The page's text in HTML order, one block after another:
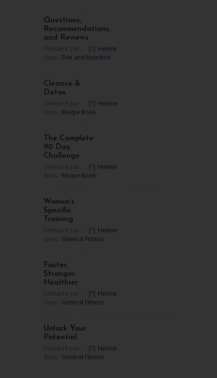
Questions,
Recommendations,
and Reviews
Démarré par :
Helene
dans : Diet and Nutrition
Cleanse &
Detox
Démarré par :
Helene
dans : Recipe Book
The Complete
90 Day
Challenge
Démarré par :
Helene
dans : Recipe Book
Women’s
Specific
Training
Démarré par :
Helene
dans : General Fitness
Faster,
Stronger,
Healthier
Démarré par :
Helene
dans : General Fitness
Unlock Your
Potential
Démarré par :
Helene
dans : General Fitness